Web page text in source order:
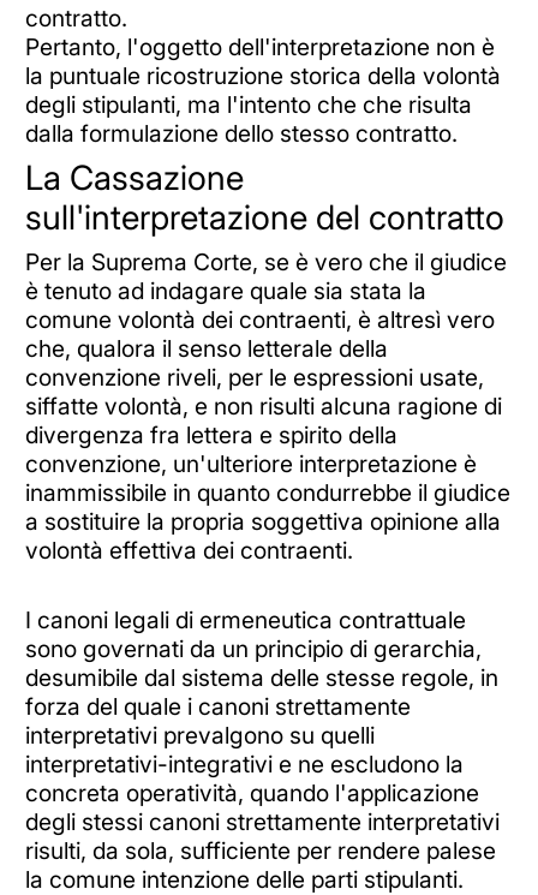
contratto.
Pertanto, l'oggetto dell'interpretazione non è
la puntuale ricostruzione storica della volontà
degli stipulanti, ma l'intento che che risulta
dalla formulazione dello stesso contratto.
La Cassazione
sull'interpretazione del contratto
Per la Suprema Corte, se è vero che il giudice
è tenuto ad indagare quale sia stata la
comune volontà dei contraenti, è altresì vero
che, qualora il senso letterale della
convenzione riveli, per le espressioni usate,
siffatte volontà, e non risulti alcuna ragione di
divergenza fra lettera e spirito della
convenzione, un'ulteriore interpretazione è
inammissibile in quanto condurrebbe il giudice
a sostituire la propria soggettiva opinione alla
volontà effettiva dei contraenti.
I canoni legali di ermeneutica contrattuale
sono governati da un principio di gerarchia,
desumibile dal sistema delle stesse regole, in
forza del quale i canoni strettamente
interpretativi prevalgono su quelli
interpretativi-integrativi e ne escludono la
concreta operatività, quando l'applicazione
degli stessi canoni strettamente interpretativi
risulti, da sola, sufficiente per rendere palese
la comune intenzione delle parti stipulanti.